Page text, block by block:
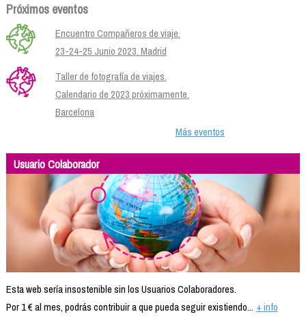
Próximos eventos
Encuentro Compañeros de viaje.
23-24-25 Junio 2023. Madrid
Taller de fotografía de viajes.
Calendario de 2023 próximamente.
Barcelona
Más eventos
Usuario Colaborador
Esta web sería insostenible sin los Usuarios Colaboradores.
Por 1 € al mes, podrás contribuir a que pueda seguir existiendo... + info